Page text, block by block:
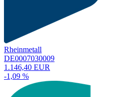
Rheinmetall
DE0007030009
1.146,40 EUR
-1,09 %